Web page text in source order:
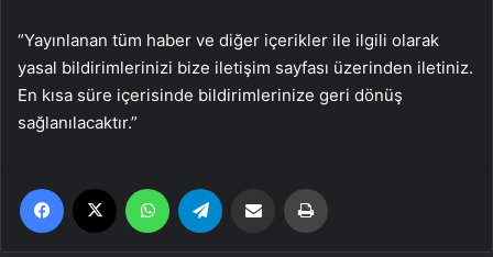
“Yayınlanan tüm haber ve diğer içerikler ile ilgili olarak
yasal bildirimlerinizi bize iletişim sayfası üzerinden iletiniz.
En kısa süre içerisinde bildirimlerinize geri dönüş
sağlanılacaktır.”
Facebook WhatsApp Email'den paylaş